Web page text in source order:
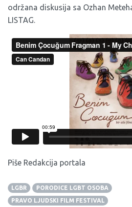
održana diskusija sa Ozhan
LISTAG.
Piše Redakcija portala
LGBR
PORODICE LGBT OSOBA
PRAVO LJUDSKI FILM FESTIVAL